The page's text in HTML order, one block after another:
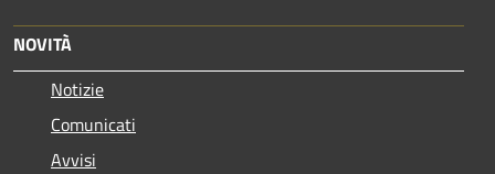
NOVITÀ
Notizie
Comunicati
Avvisi